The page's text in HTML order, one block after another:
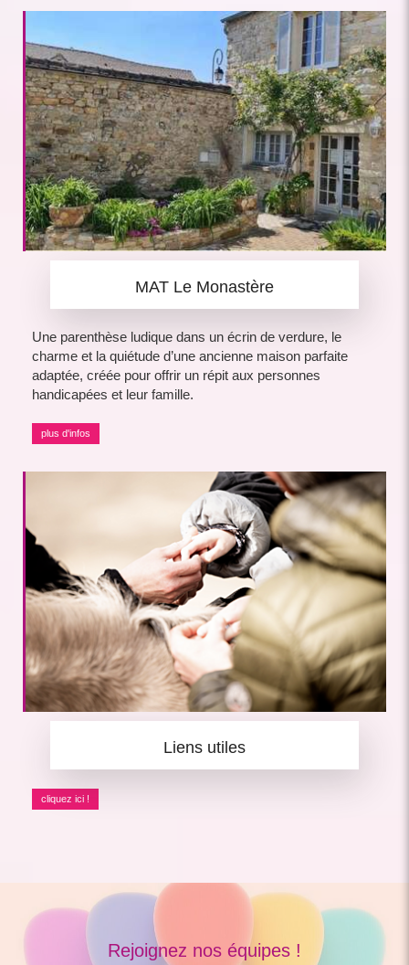
MAT Le Monastère
Une parenthèse ludique dans un écrin de verdure, le
charme et la quiétude d’une ancienne maison parfaite
adaptée, créée pour offrir un répit aux personnes
handicapées et leur famille.
plus d'infos
Liens utiles
cliquez ici !
Rejoignez nos équipes !